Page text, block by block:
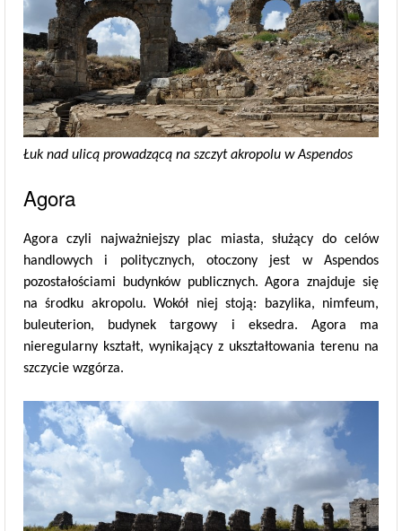
Łuk nad ulicą prowadzącą na szczyt akropolu w Aspendos
Agora
Agora czyli najważniejszy plac miasta, służący do celów
handlowych i politycznych, otoczony jest w Aspendos
pozostałościami budynków publicznych. Agora znajduje się
na środku akropolu. Wokół niej stoją: bazylika, nimfeum,
buleuterion, budynek targowy i eksedra. Agora ma
nieregularny kształt, wynikający z ukształtowania terenu na
szczycie wzgórza.